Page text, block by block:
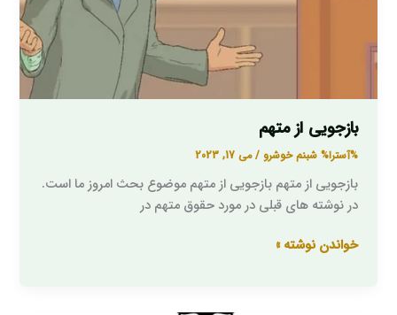
بازجویی از متهم
%آسترا% شبنم خوشرو/می 17, 2023
بازجویی از متهم بازجویی از متهم موضوع بحث امروز ما است.
در نوشته های قبلی در مورد حقوق متهم در
خواندن نوشته »